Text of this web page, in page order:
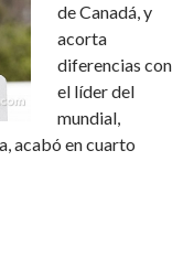
de Canadá, y
acorta
diferencias con
el líder del
mundial,
acabó en cuarto
a Vettel